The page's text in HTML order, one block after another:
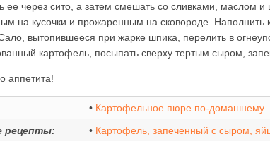
ее через сито, а затем смешать со сливками, маслом
на кусочки и прожаренным на сковороде. Наполнить
вытопившееся при жарке шпика, перелить в
картофель, посыпать сверху тертым сыром,
аппетита!
• Картофельное пюре по-домашнему
рецепты:
• Картофель, запеченный с сыром,